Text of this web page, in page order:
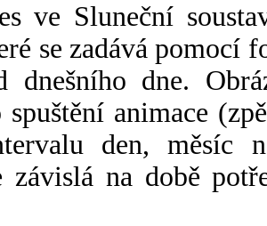
ve Sluneční
se zadává pomocí
dne.
animace
den, měsíc
závislá na době